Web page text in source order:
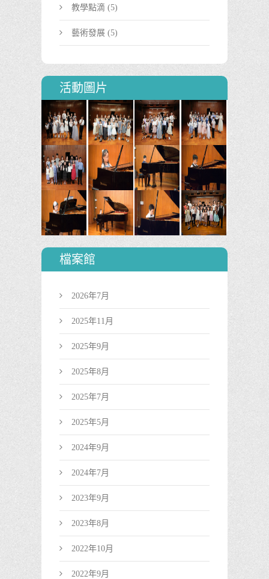
教學點滴 (5)
藝術發展 (5)
活動圖片
檔案館
2026年7月
2025年11月
2025年9月
2025年8月
2025年7月
2025年5月
2024年9月
2024年7月
2023年9月
2023年8月
2022年10月
2022年9月